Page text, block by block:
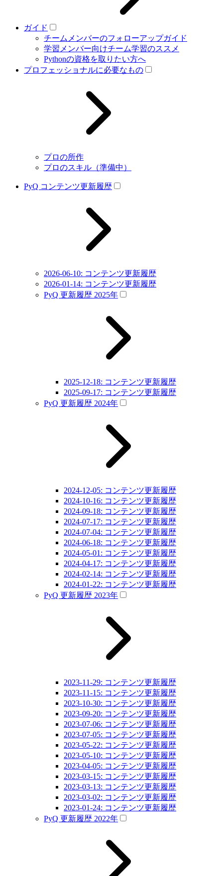
ガイド
チームメンバーのフォローアップガイド
学習メンバー向けチーム学習のススメ
Pythonの資格を取りたい方へ
プロフェッショナルに必要なもの
プロの所作
プロのスキル（準備中）
PyQ コンテンツ更新履歴
2026-06-10: コンテンツ更新履歴
2026-01-14: コンテンツ更新履歴
PyQ 更新履歴 2025年
2025-12-18: コンテンツ更新履歴
2025-09-17: コンテンツ更新履歴
PyQ 更新履歴 2024年
2024-12-05: コンテンツ更新履歴
2024-10-16: コンテンツ更新履歴
2024-09-18: コンテンツ更新履歴
2024-07-17: コンテンツ更新履歴
2024-07-04: コンテンツ更新履歴
2024-06-18: コンテンツ更新履歴
2024-05-01: コンテンツ更新履歴
2024-04-17: コンテンツ更新履歴
2024-02-14: コンテンツ更新履歴
2024-01-22: コンテンツ更新履歴
PyQ 更新履歴 2023年
2023-11-29: コンテンツ更新履歴
2023-11-15: コンテンツ更新履歴
2023-10-30: コンテンツ更新履歴
2023-09-20: コンテンツ更新履歴
2023-07-06: コンテンツ更新履歴
2023-07-05: コンテンツ更新履歴
2023-05-22: コンテンツ更新履歴
2023-05-10: コンテンツ更新履歴
2023-04-05: コンテンツ更新履歴
2023-03-15: コンテンツ更新履歴
2023-03-13: コンテンツ更新履歴
2023-03-02: コンテンツ更新履歴
2023-01-24: コンテンツ更新履歴
PyQ 更新履歴 2022年